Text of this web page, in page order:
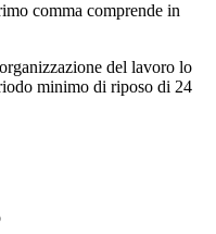
comma comprende in
del lavoro lo
minimo di riposo di 24